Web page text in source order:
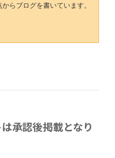
らブログを書いています。
承認後掲載となり